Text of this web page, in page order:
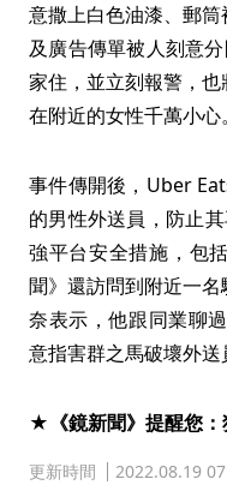
意撒上白色油漆、郵
及廣告傳單被人刻意
家住，並立刻報警，
在附近的女性千萬小心。
事件傳開後，Uber
的男性外送員，防止
強平台安全措施，包
聞》還訪問到附近一
奈表示，他跟同業聊
意指害群之馬破壞外送
★《鏡新聞》提醒您：
更新時間 2022.08.19